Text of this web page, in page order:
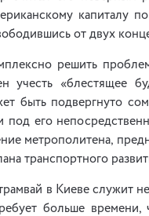
капиталу
от двух
решить
учесть «блестящее
быть подвергнуто
под его
метрополитена,
транспортного
в Киеве служит
больше